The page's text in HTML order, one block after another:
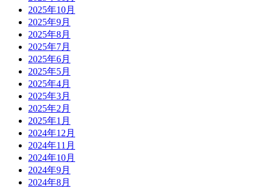
2025年10月
2025年9月
2025年8月
2025年7月
2025年6月
2025年5月
2025年4月
2025年3月
2025年2月
2025年1月
2024年12月
2024年11月
2024年10月
2024年9月
2024年8月